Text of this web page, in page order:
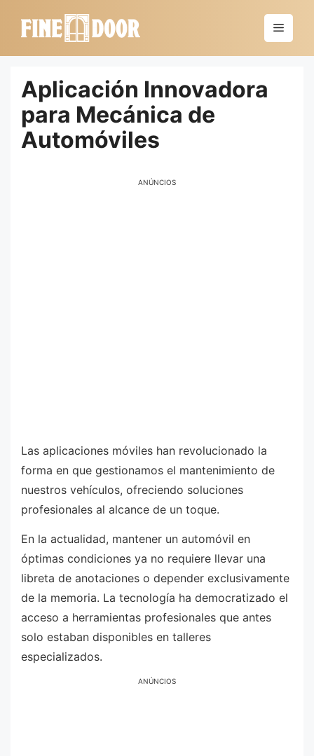
Menú
Aplicación Innovadora
para Mecánica de
Automóviles
ANÚNCIOS
Las aplicaciones móviles han revolucionado la
forma en que gestionamos el mantenimiento de
nuestros vehículos, ofreciendo soluciones
profesionales al alcance de un toque.
En la actualidad, mantener un automóvil en
óptimas condiciones ya no requiere llevar una
libreta de anotaciones o depender exclusivamente
de la memoria. La tecnología ha democratizado el
acceso a herramientas profesionales que antes
solo estaban disponibles en talleres
especializados.
ANÚNCIOS